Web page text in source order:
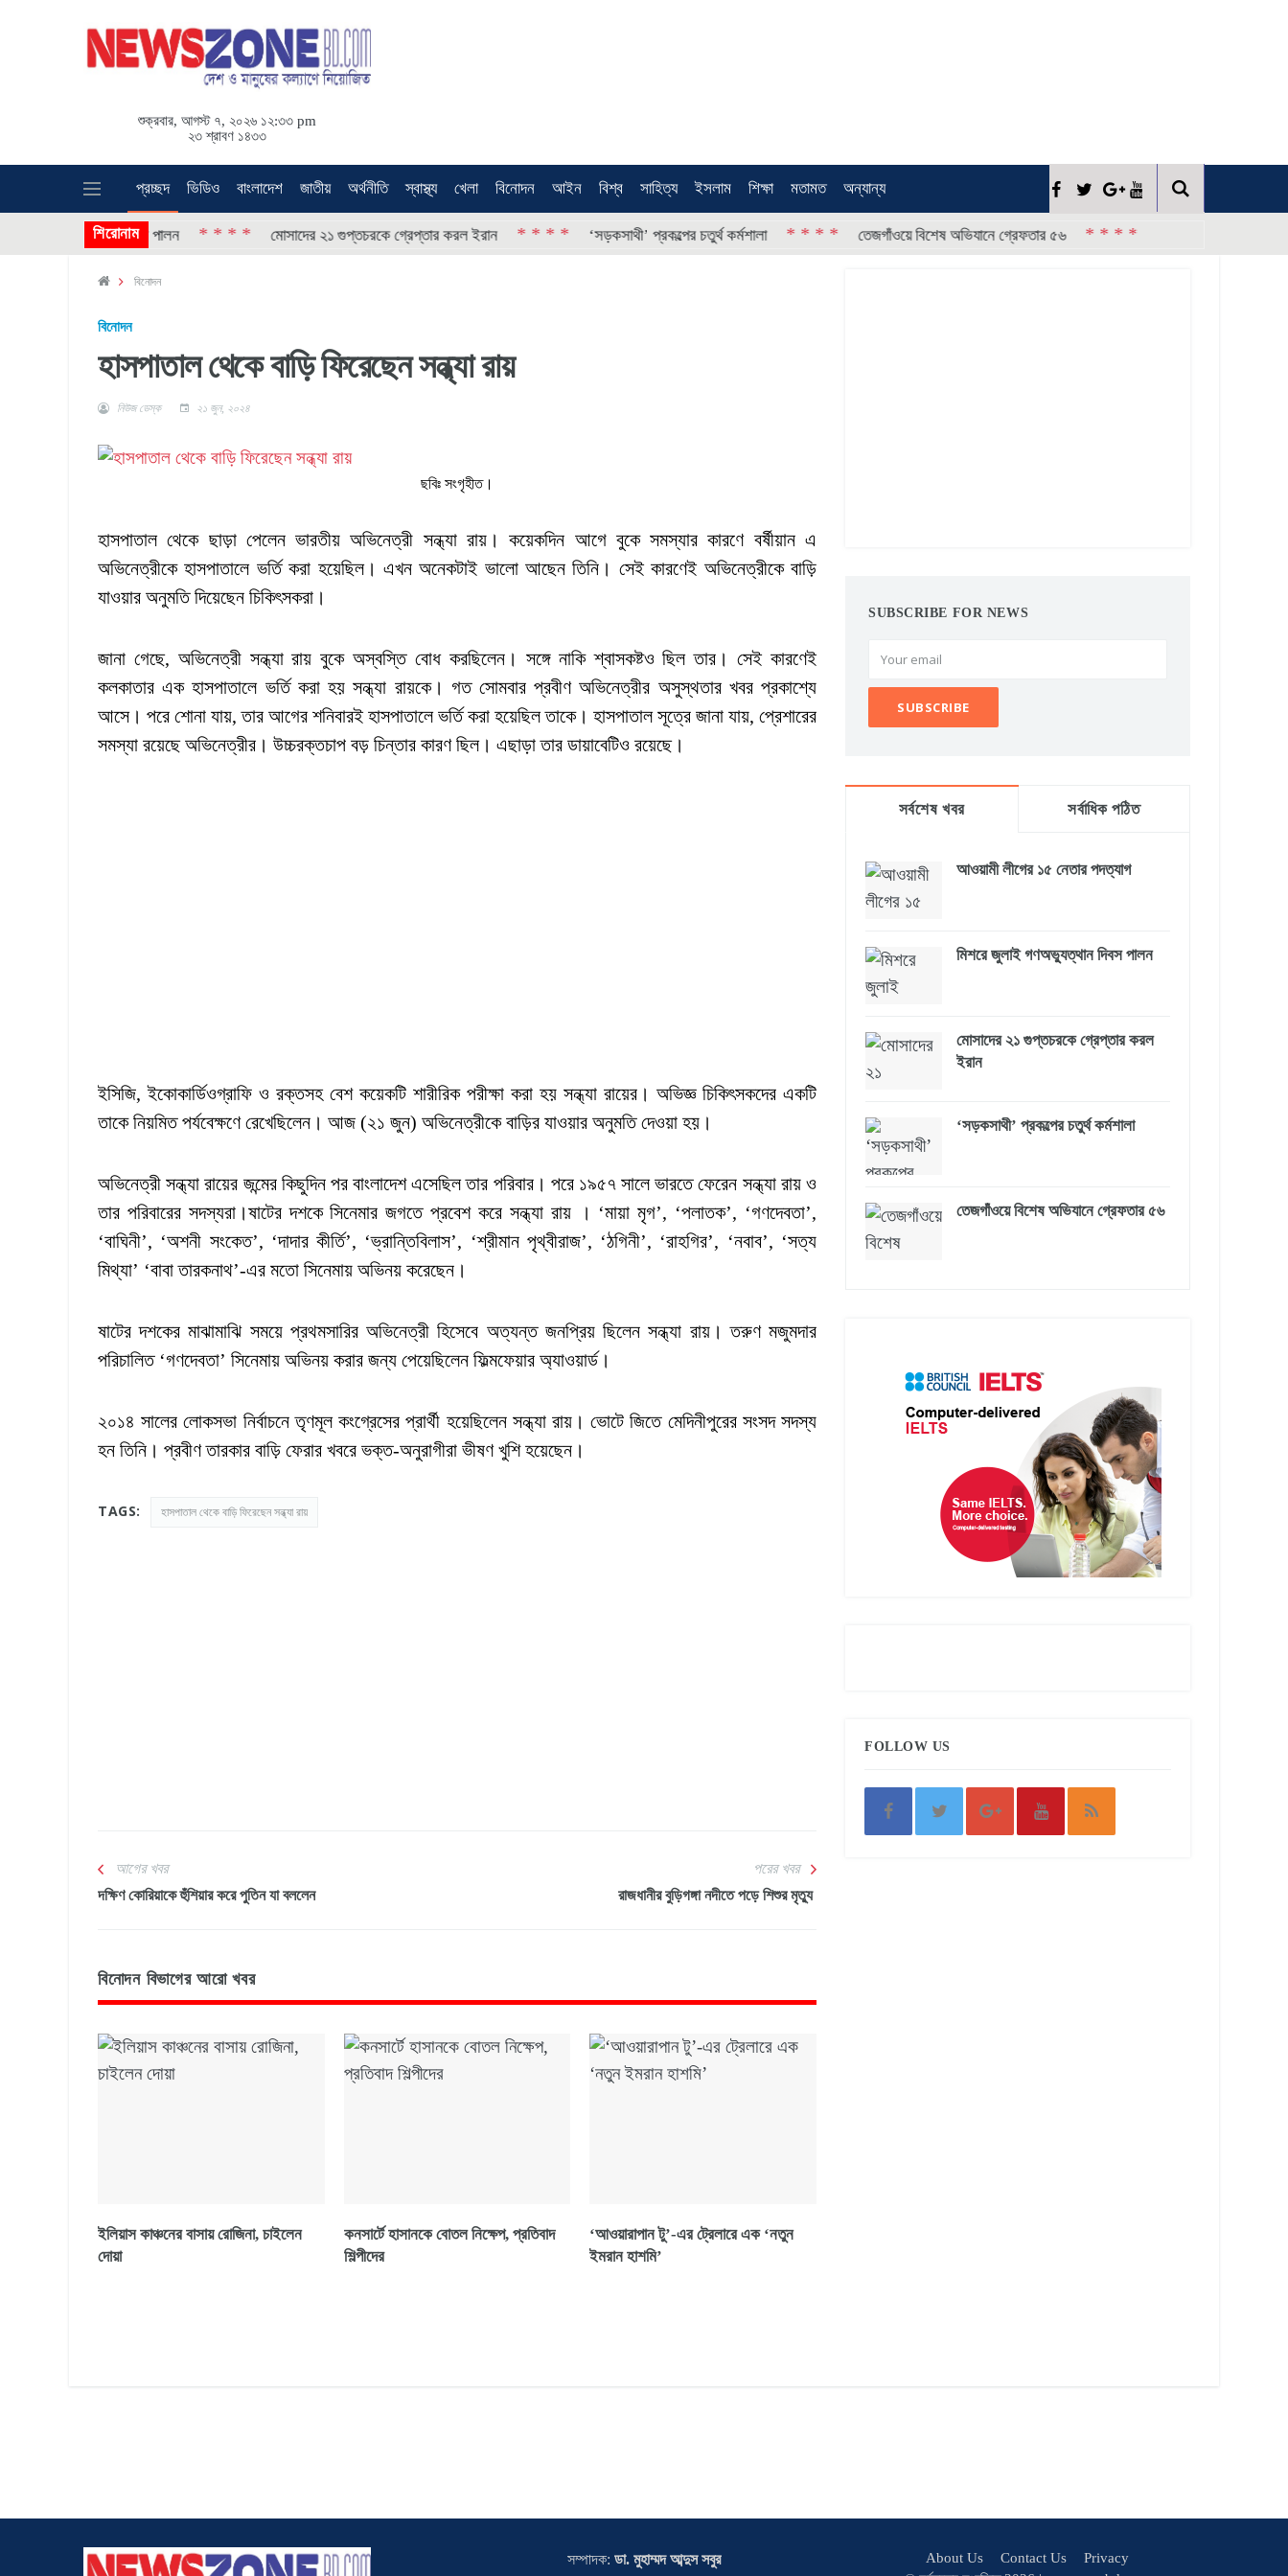
শুক্রবার, আগস্ট ৭, ২০২৬ ১২:৩৩ pm
২৩ শ্রাবণ ১৪৩৩
প্রচ্ছদ ভিডিও বাংলাদেশ জাতীয় অর্থনীতি স্বাস্থ্য খেলা বিনোদন আইন বিশ্ব সাহিত্য ইসলাম শিক্ষা মতামত অন্যান্য
শিরোনাম
গণঅভ্যুত্থান দিবস পালন * * * * মোসাদের ২১ গুপ্তচরকে গ্রেপ্তার করল ইরান * * * * ‘সড়কসাথী’ প্রকল্পের চতুর্থ কর্মশালা * * * * তেজগাঁওয়ে বিশেষ অভিযানে গ্রেফতার ৫৬ * * * *
বিনোদন
বিনোদন
হাসপাতাল থেকে বাড়ি ফিরেছেন সন্ধ্যা রায়
নিউজ ডেস্ক ২১ জুন, ২০২৪
ছবিঃ সংগৃহীত।
হাসপাতাল থেকে ছাড়া পেলেন ভারতীয় অভিনেত্রী সন্ধ্যা রায়। কয়েকদিন আগে বুকে সমস্যার কারণে বর্ষীয়ান এ
অভিনেত্রীকে হাসপাতালে ভর্তি করা হয়েছিল। এখন অনেকটাই ভালো আছেন তিনি। সেই কারণেই অভিনেত্রীকে বাড়ি
যাওয়ার অনুমতি দিয়েছেন চিকিৎসকরা।
জানা গেছে, অভিনেত্রী সন্ধ্যা রায় বুকে অস্বস্তি বোধ করছিলেন। সঙ্গে নাকি শ্বাসকষ্টও ছিল তার। সেই কারণেই
কলকাতার এক হাসপাতালে ভর্তি করা হয় সন্ধ্যা রায়কে। গত সোমবার প্রবীণ অভিনেত্রীর অসুস্থতার খবর প্রকাশ্যে
আসে। পরে শোনা যায়, তার আগের শনিবারই হাসপাতালে ভর্তি করা হয়েছিল তাকে। হাসপাতাল সূত্রে জানা যায়, প্রেশারের
সমস্যা রয়েছে অভিনেত্রীর। উচ্চরক্তচাপ বড় চিন্তার কারণ ছিল। এছাড়া তার ডায়াবেটিও রয়েছে।
ইসিজি, ইকোকার্ডিওগ্রাফি ও রক্তসহ বেশ কয়েকটি শারীরিক পরীক্ষা করা হয় সন্ধ্যা রায়ের। অভিজ্ঞ চিকিৎসকদের একটি
তাকে নিয়মিত পর্যবেক্ষণে রেখেছিলেন। আজ (২১ জুন) অভিনেত্রীকে বাড়ির যাওয়ার অনুমতি দেওয়া হয়।
অভিনেত্রী সন্ধ্যা রায়ের জন্মের কিছুদিন পর বাংলাদেশ এসেছিল তার পরিবার। পরে ১৯৫৭ সালে ভারতে ফেরেন সন্ধ্যা রায় ও
তার পরিবারের সদস্যরা।ষাটের দশকে সিনেমার জগতে প্রবেশ করে সন্ধ্যা রায় । ‘মায়া মৃগ’, ‘পলাতক’, ‘গণদেবতা’,
‘বাঘিনী’, ‘অশনী সংকেত’, ‘দাদার কীর্তি’, ‘ভ্রান্তিবিলাস’, ‘শ্রীমান পৃথ্বীরাজ’, ‘ঠগিনী’, ‘রাহগির’, ‘নবাব’, ‘সত্য
মিথ্যা’ ‘বাবা তারকনাথ’-এর মতো সিনেমায় অভিনয় করেছেন।
ষাটের দশকের মাঝামাঝি সময়ে প্রথমসারির অভিনেত্রী হিসেবে অত্যন্ত জনপ্রিয় ছিলেন সন্ধ্যা রায়। তরুণ মজুমদার
পরিচালিত ‘গণদেবতা’ সিনেমায় অভিনয় করার জন্য পেয়েছিলেন ফিল্মফেয়ার অ্যাওয়ার্ড।
২০১৪ সালের লোকসভা নির্বাচনে তৃণমূল কংগ্রেসের প্রার্থী হয়েছিলেন সন্ধ্যা রায়। ভোটে জিতে মেদিনীপুরের সংসদ সদস্য
হন তিনি। প্রবীণ তারকার বাড়ি ফেরার খবরে ভক্ত-অনুরাগীরা ভীষণ খুশি হয়েছেন।
TAGS: হাসপাতাল থেকে বাড়ি ফিরেছেন সন্ধ্যা রায়
আগের খবর
দক্ষিণ কোরিয়াকে হুঁশিয়ার করে পুতিন যা বললেন
পরের খবর
রাজধানীর বুড়িগঙ্গা নদীতে পড়ে শিশুর মৃত্যু
বিনোদন বিভাগের আরো খবর
ইলিয়াস কাঞ্চনের বাসায় রোজিনা, চাইলেন
দোয়া
কনসার্টে হাসানকে বোতল নিক্ষেপ, প্রতিবাদ
শিল্পীদের
‘আওয়ারাপান টু’-এর ট্রেলারে এক ‘নতুন
ইমরান হাশমি’
SUBSCRIBE FOR NEWS
সর্বশেষ খবর সর্বাধিক পঠিত
আওয়ামী লীগের ১৫ নেতার পদত্যাগ
মিশরে জুলাই গণঅভ্যুত্থান দিবস পালন
মোসাদের ২১ গুপ্তচরকে গ্রেপ্তার করল
ইরান
‘সড়কসাথী’ প্রকল্পের চতুর্থ কর্মশালা
তেজগাঁওয়ে বিশেষ অভিযানে গ্রেফতার ৫৬
FOLLOW US
সম্পাদক: ডা. মুহাম্মদ আব্দুস সবুর About Us Contact Us
Privacy